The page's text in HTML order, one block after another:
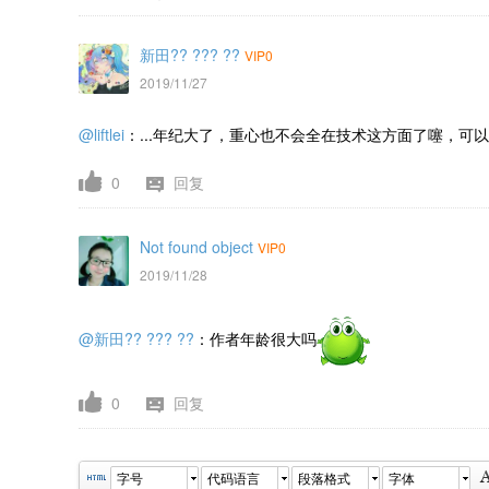
新田?? ??? ?? VIP0
2019/11/27
@liftlei ：...年纪大了，重心也不会全在技术这方面了噻，可
0 回复
Not found object VIP0
2019/11/28
@新田?? ??? ?? ：作者年龄很大吗
0 回复
字号 代码语言 段落格式 字体